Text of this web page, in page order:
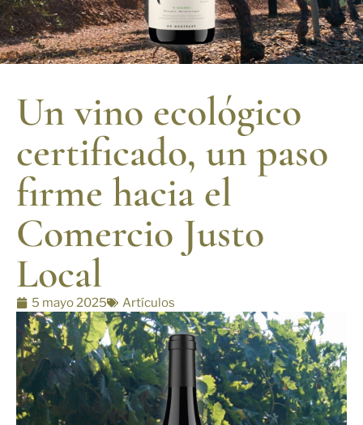
Un vino ecológico
certificado, un paso
firme hacia el
Comercio Justo
Local
5 mayo 2025 Artículos